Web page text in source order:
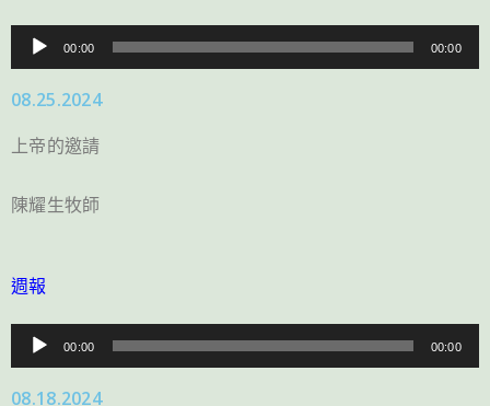
訊
播
放
00:00 00:00
08.25.2024
上帝的邀請
陳耀生牧師
週報
訊
00:00 00:00
08.18.2024